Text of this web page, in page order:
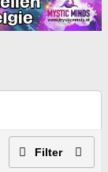
Filter